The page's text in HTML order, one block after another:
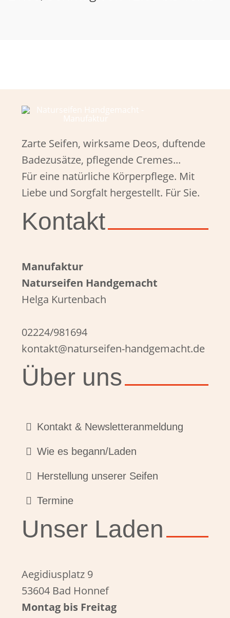
Zarte Seifen, wirksame Deos, duftende
Badezusätze, pflegende Cremes...
Für eine natürliche Körperpflege. Mit
Liebe und Sorgfalt hergestellt. Für Sie.
Kontakt
Manufaktur
Naturseifen Handgemacht
Helga Kurtenbach
02224/981694
kontakt@naturseifen-handgemacht.de
Über uns
Kontakt & Newsletteranmeldung
Wie es begann/Laden
Herstellung unserer Seifen
Termine
Unser Laden
Aegidiusplatz 9
53604 Bad Honnef
Montag bis Freitag